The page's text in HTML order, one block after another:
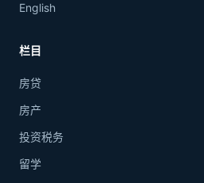
English
栏目
房贷
房产
投资税务
留学